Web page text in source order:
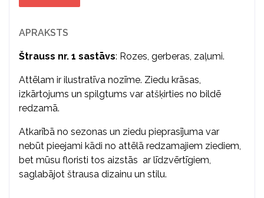
APRAKSTS
Štrauss nr. 1 sastāvs: Rozes, gerberas, zaļumi.
Attēlam ir ilustratīva nozīme. Ziedu krāsas,
izkārtojums un spilgtums var atšķirties no bildē
redzamā.
Atkarībā no sezonas un ziedu pieprasījuma var
nebūt pieejami kādi no attēlā redzamajiem ziediem,
bet mūsu floristi tos aizstās ar līdzvērtīgiem,
saglabājot štrausa dizainu un stilu.